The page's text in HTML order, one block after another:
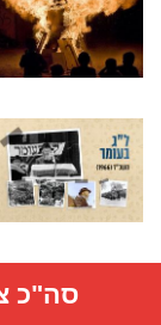
סה"כ